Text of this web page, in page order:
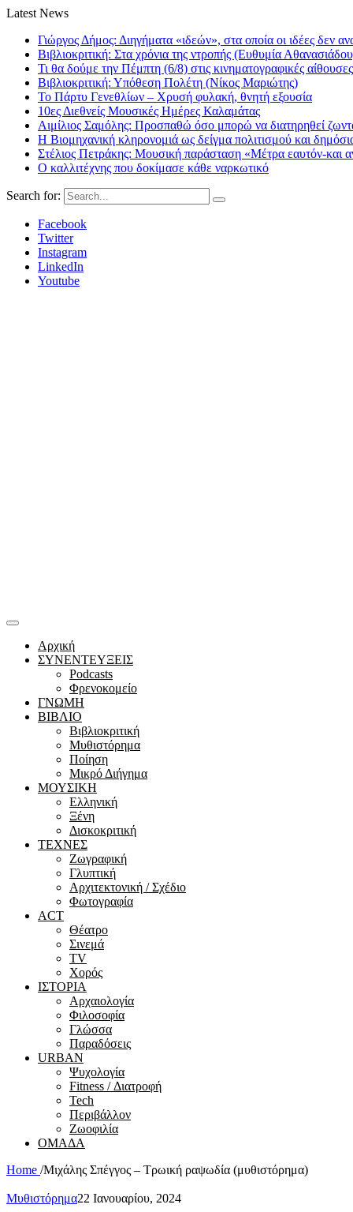
Latest News
Γιώργος Δήμος: Διηγήματα «ιδεών», στα οποία οι ιδέες δεν
Βιβλιοκριτική: Στα χρόνια της ντροπής (Ευθυμία
Τι θα δούμε την Πέμπτη (6/8) στις κινηματογραφικές αίθουσες
Βιβλιοκριτική: Υπόθεση Πολέτη (Νίκος Μαριώτης)
Το Πάρτυ Γενεθλίων – Χρυσή φυλακή, θνητή εξουσία
10ες Διεθνείς Μουσικές Ημέρες Καλαμάτας
Αιμίλιος Σαμόλης: Προσπαθώ όσο μπορώ να διατηρηθεί
Η Βιομηχανική κληρονομιά ως δείγμα πολιτισμού και
Στέλιος Πετράκης: Μουσική παράσταση «Μέτρα εαυτόν-και
Ο καλλιτέχνης που δοκίμασε κάθε ναρκωτικό
Search for:
Facebook
Twitter
Instagram
LinkedIn
Youtube
Αρχική
ΣΥΝΕΝΤΕΥΞΕΙΣ
Podcasts
Φρενοκομείο
ΓΝΩΜΗ
ΒΙΒΛΙΟ
Βιβλιοκριτική
Μυθιστόρημα
Ποίηση
Μικρό Διήγημα
ΜΟΥΣΙΚΗ
Ελληνική
Ξένη
Δισκοκριτική
ΤΕΧΝΕΣ
Ζωγραφική
Γλυπτική
Αρχιτεκτονική / Σχέδιο
Φωτογραφία
ACT
Θέατρο
Σινεμά
ΤV
Χορός
ΙΣΤΟΡΙΑ
Αρχαιολογία
Φιλοσοφία
Γλώσσα
Παραδόσεις
URBAN
Ψυχολογία
Fitness / Διατροφή
Tech
Περιβάλλον
Ζωοφιλία
ΟΜΑΔΑ
Home /Μιχάλης Σπέγγος – Τρωική ραψωδία (μυθιστόρημα)
Μυθιστόρημα22 Ιανουαρίου, 2024